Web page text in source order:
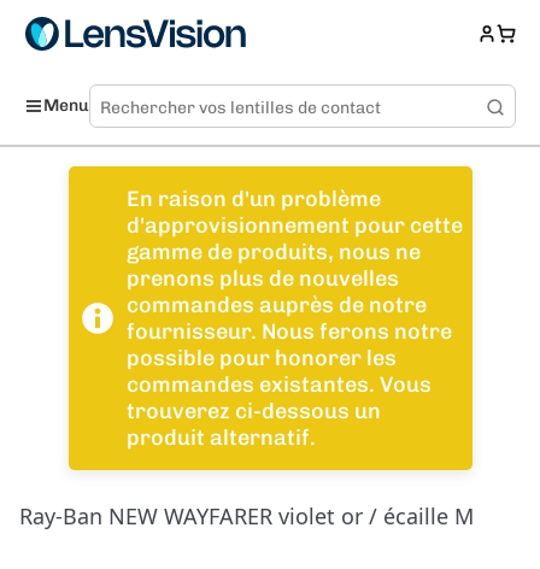
Menu
En raison d'un problème
d'approvisionnement pour cette
gamme de produits, nous ne
prenons plus de nouvelles
commandes auprès de notre
fournisseur. Nous ferons notre
possible pour honorer les
commandes existantes. Vous
trouverez ci-dessous un
produit alternatif.
Ray-Ban NEW WAYFARER violet or / écaille M